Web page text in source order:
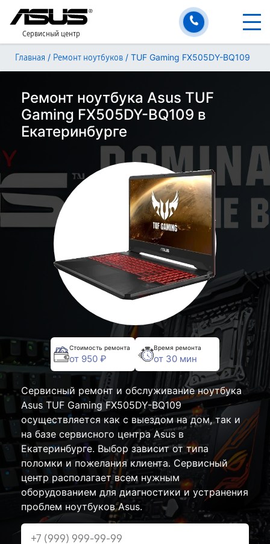
Сервисный центр
Главная / Ремонт ноутбуков / TUF Gaming FX505DY-BQ109
Ремонт ноутбука Asus TUF
Gaming FX505DY-BQ109 в
Екатеринбурге
Стоимость ремонта
от 950 ₽
Время ремонта
от 30 мин
Сервисный ремонт и обслуживание ноутбука
Asus TUF Gaming FX505DY-BQ109
осуществляется как с выездом на дом, так и
на базе сервисного центра Asus в
Екатеринбурге. Выбор зависит от типа
поломки и пожелания клиента. Сервисный
центр располагает всем нужным
оборудованием для диагностики и устранения
проблем ноутбуков Asus.